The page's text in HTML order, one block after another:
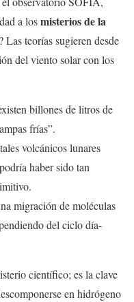
a losmisterios de la
Las teorías sugieren desde
del viento solar con los
billones de litros de
frías”.
volcánicos lunares
haber sido tan
migración de moléculas
del ciclo día-
científico; es la clave
en hidrógeno